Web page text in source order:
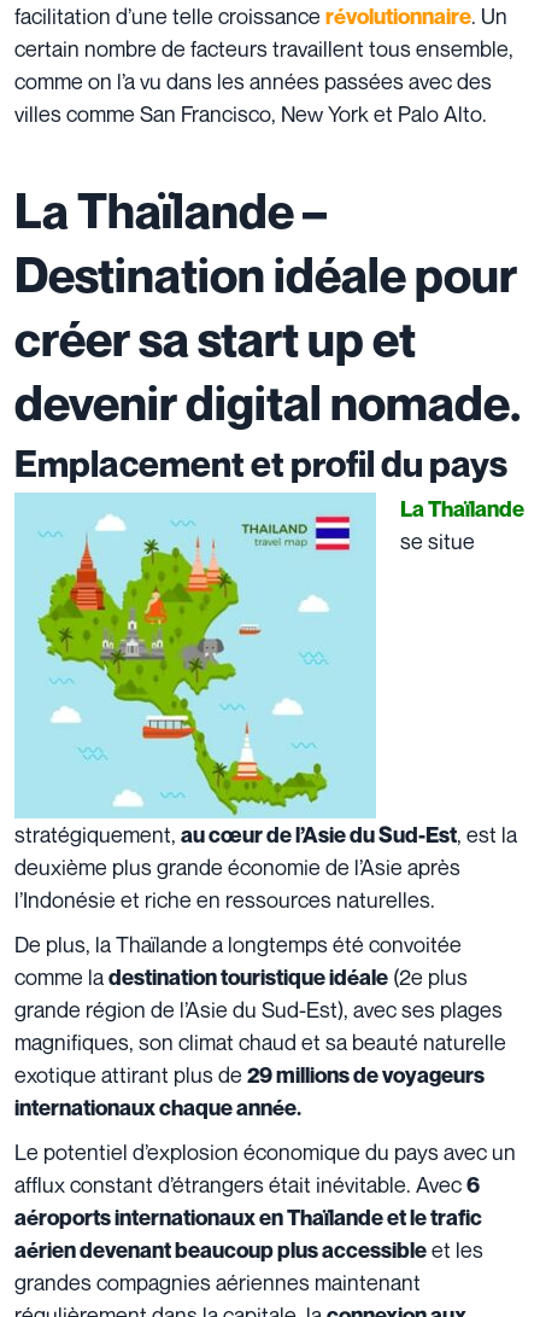
facilitation d’une telle croissance révolutionnaire. Un
certain nombre de facteurs travaillent tous ensemble,
comme on l’a vu dans les années passées avec des
villes comme San Francisco, New York et Palo Alto.
La Thaïlande –
Destination idéale pour
créer sa start up et
devenir digital nomade.
Emplacement et profil du pays
La Thaïlande
se situe
stratégiquement, au cœur de l’Asie du Sud-Est, est la
deuxième plus grande économie de l’Asie après
l’Indonésie et riche en ressources naturelles.
De plus, la Thaïlande a longtemps été convoitée
comme ladestination touristique idéale (2e plus
grande région de l’Asie du Sud-Est), avec ses plages
magnifiques, son climat chaud et sa beauté naturelle
exotique attirant plus de 29 millions de voyageurs
internationaux chaque année.
Le potentiel d’explosion économique du pays avec un
afflux constant d’étrangers était inévitable. Avec6
aéroports internationaux en Thaïlande et le trafic
aérien devenant beaucoup plus accessibleet les
grandes compagnies aériennes maintenant